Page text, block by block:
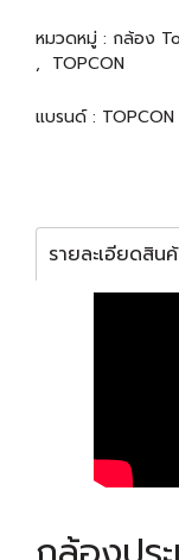
หมวดหมู่ : กล้อง
, TOPCON
แบรนด์ : TOPCON
รายละเอียดสิน